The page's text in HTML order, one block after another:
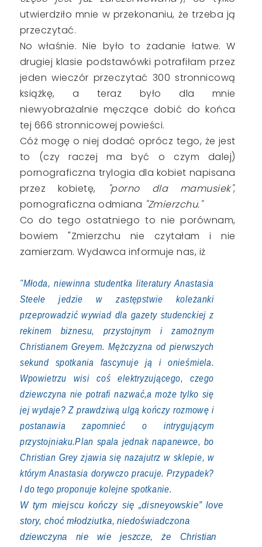
utwierdziło mnie w przekonaniu, że trzeba ją
przeczytać.
No właśnie. Nie było to zadanie łatwe. W
drugiej klasie podstawówki potrafiłam przez
jeden wieczór przeczytać 300 stronnicową
książkę, a teraz było dla mnie
niewyobrażalnie męczące dobić do końca
tej 666 stronnicowej powieści.
Cóż mogę o niej dodać oprócz tego, że jest
to (czy raczej ma być o czym dalej)
pornograficzna trylogia dla kobiet napisana
przez kobietę,
"porno dla mamusiek",
pornograficzna odmiana "Zmierzchu."
Co do tego ostatniego to nie porównam,
bowiem "Zmierzchu nie czytałam i nie
zamierzam. Wydawca informuje nas, iż
"Młoda, niewinna studentka literatury Anastasia
Steele jedzie w zastępstwie koleżanki
przeprowadzić wywiad dla gazety studenckiej z
rekinem biznesu, przystojnym i zamożnym
Christianem Greyem. Mężczyzna od pierwszych
sekund spotkania fascynuje ją i onieśmiela.
Wpowietrzu wisi coś elektryzującego, czego
dziewczyna nie potrafi nazwać,a może tylko się
jej wydaje? Z prawdziwą ulgą kończy rozmowę i
postanawia zapomnieć o intrygującym
przystojniaku.Plan spala jednak napanewce, bo
Christian Grey zjawia się nazajutrz w sklepie, w
którym Anastasia dorywczo pracuje. Przypadek?
I do tego proponuje kolejne spotkanie.
W tym miejscu kończy się „disneyowskie” love
story, choć młodziutka, niedoświadczona
dziewczyna nie wie jeszcze, że Christian